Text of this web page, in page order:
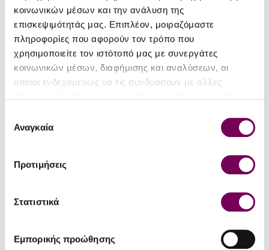
κοινωνικών μέσων και την ανάλυση της
επισκεψιμότητάς μας. Επιπλέον, μοιραζόμαστε
πληροφορίες που αφορούν τον τρόπο που
χρησιμοποιείτε τον ιστότοπό μας με συνεργάτες
κοινωνικών μέσων, διαφήμισης και αναλύσεων, οι
οποίοι ενδεχομένως να τις συνδυάσουν με άλλες
των υπηρεσιών τους.
συγκατάθεσης
Αναγκαία
Προτιμήσεις
Στατιστικά
Εμπορικής προώθησης
Type
P.G.I. Meteora
Region
Meteora Wines
Variety
Limniona,Syrah
Vintage
2024
Natural
Organic